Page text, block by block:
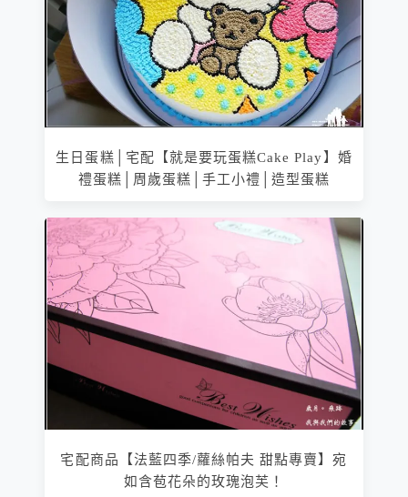
生日蛋糕│宅配【就是要玩蛋糕Cake Play】婚
禮蛋糕│周歲蛋糕│手工小禮│造型蛋糕
宅配商品【法藍四季/蘿絲帕夫 甜點專賣】宛
如含苞花朵的玫瑰泡芙！